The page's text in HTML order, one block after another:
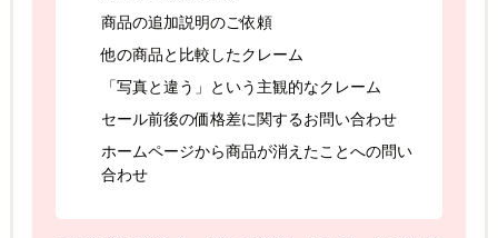
商品の追加説明のご依頼
他の商品と比較したクレーム
「写真と違う」という主観的なクレーム
セール前後の価格差に関するお問い合わせ
ホームページから商品が消えたことへの問い
合わせ